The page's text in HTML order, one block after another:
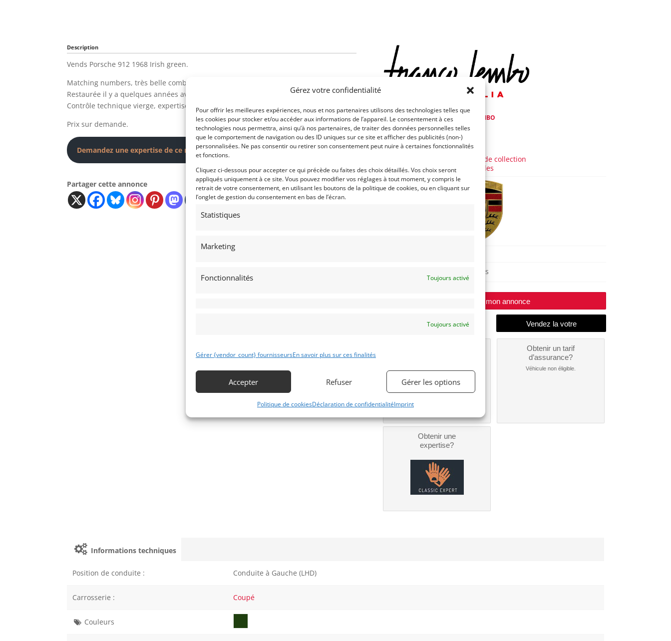
Gérez votre confidentialité
Pour offrir les meilleures expériences, nous et nos partenaires utilisons des technologies telles que
les cookies pour stocker et/ou accéder aux informations de l’appareil. Le consentement à ces
technologies nous permettra, ainsi qu’à nos partenaires, de traiter des données personnelles telles
que le comportement de navigation ou des ID uniques sur ce site et afficher des publicités (non-)
personnalisées. Ne pas consentir ou retirer son consentement peut nuire à certaines fonctionnalités
et fonctions.
Cliquez ci-dessous pour accepter ce qui précède ou faites des choix détaillés. Vos choix seront
appliqués uniquement à ce site. Vous pouvez modifier vos réglages à tout moment, y compris le
retrait de votre consentement, en utilisant les boutons de la politique de cookies, ou en cliquant sur
l’onglet de gestion du consentement en bas de l’écran.
Statistiques
Marketing
Fonctionnalités Toujours activé
Toujours activé
Gérer {vendor_count} fournisseursEn savoir plus sur ces finalités
Accepter Refuser Gérer les options
Politique de cookiesDéclaration de confidentialitéImprint
Description
Vends Porsche 912 1968 Irish green.
Matching numbers, très belle combinaison couleur.
Restaurée il y a quelques années avec une belle patine qui fonctionne à merveille.
Contrôle technique vierge, expertise valeur agrée, carte grise Française.
Prix sur demande.
Demandez une expertise de ce modèle
Partager cette annonce
Voir les 269 annonces deFranco LEMBO
Publié: 13 août 2022 (il y a 4 ans)
Catégorie :
AUTO
Voitures de collection
Allemandes
Marque :
Reims
Modifier mon annonce
Obtenir un tarif
d’assurance?
Véhicule non éligible.
Obtenir une
expertise?
Informations techniques
Position de conduite : Conduite à Gauche (LHD)
Carrosserie : Coupé
Couleurs